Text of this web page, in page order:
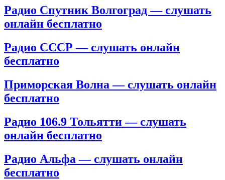
Радио Спутник Волгоград — слушать
онлайн бесплатно
Радио СССР — слушать онлайн
бесплатно
Приморская Волна — слушать онлайн
бесплатно
Радио 106.9 Тольятти — слушать
онлайн бесплатно
Радио Альфа — слушать онлайн
бесплатно